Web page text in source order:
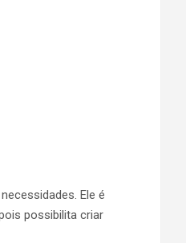
Ele é
possibilita criar